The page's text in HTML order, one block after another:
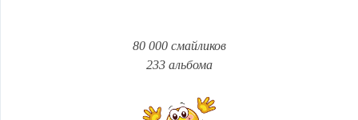
80 000 смайликов
233 альбома